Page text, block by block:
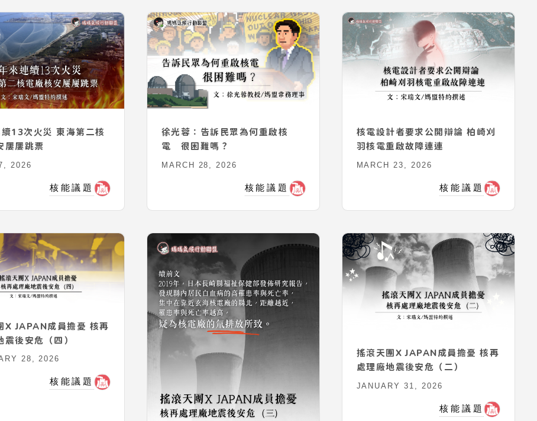
13次火災 東海第二核
屢屢跳票
2026
核能議題
徐光蓉：告訴民眾為何重啟核
電 很困難嗎？
MARCH 28, 2026
核能議題
核電設計者要求公開辯論 柏崎刈
羽核電重啟故障連連
MARCH 23, 2026
核能議題
X JAPAN成員擔憂 核再
震後安危（四）
28, 2026
核能議題
搖滾天團X JAPAN成員擔憂 核再
處理廠地震後安危（二）
JANUARY 31, 2026
核能議題